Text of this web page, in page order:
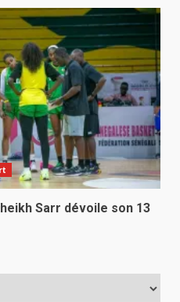
Sarr dévoile son 13